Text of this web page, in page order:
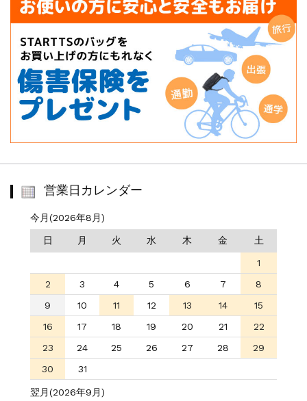
営業日カレンダー
今月(2026年8月)
日 月 火 水 木 金 土
1
2
3 4 5 6 7
8
9
10 11 12 13 14
15
16
17 18 19 20 21
22
23
24 25 26 27 28
29
30
31
翌月(2026年9月)